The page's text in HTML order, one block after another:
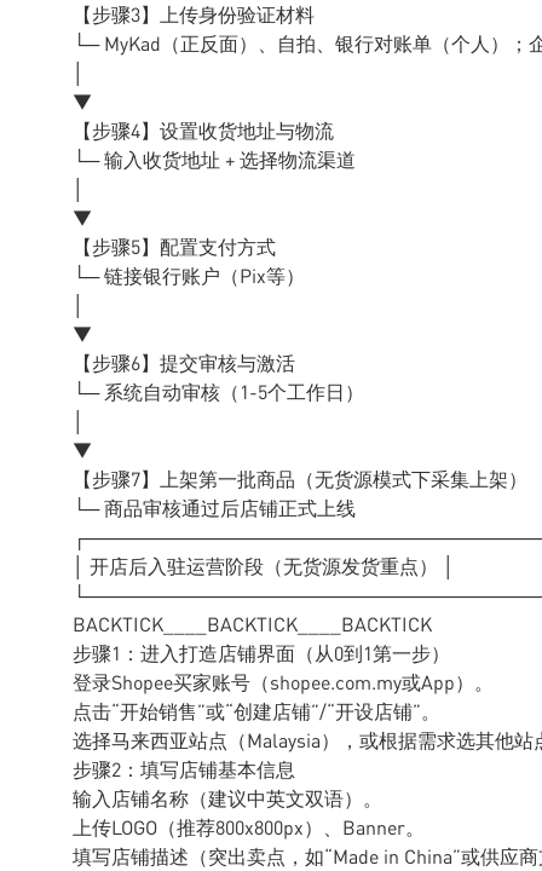
【步骤3】上传身份验证材料
└─ MyKad（正反面）、自拍、银行对账单（个人）；
▼
【步骤4】设置收货地址与物流
└─ 输入收货地址 + 选择物流渠道
▼
【步骤5】配置支付方式
└─ 链接银行账户（Pix等）
▼
【步骤6】提交审核与激活
└─ 系统自动审核（1-5个工作日）
▼
【步骤7】上架第一批商品（无货源模式下采集上架）
└─ 商品审核通过后店铺正式上线
│ 开店后入驻运营阶段（无货源发货重点） │
BACKTICK____BACKTICK____BACKTICK
步骤1：进入打造店铺界面（从0到1第一步）
登录Shopee买家账号（shopee.com.my或App）。
点击“开始销售”或“创建店铺”/“开设店铺”。
选择马来西亚站点（Malaysia），或根据需求选其他站
步骤2：填写店铺基本信息
输入店铺名称（建议中英文双语）。
上传LOGO（推荐800x800px）、Banner。
填写店铺描述（突出卖点，如“Made in China”或供应